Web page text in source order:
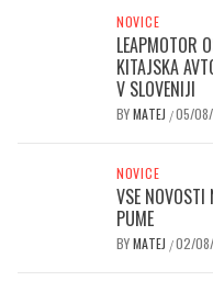
NOVICE
LEAPMOTOR
KITAJSKA
V SLOVENIJI
BYMATEJ /05/
NOVICE
VSE NOVOSTI
PUME
BYMATEJ /02/